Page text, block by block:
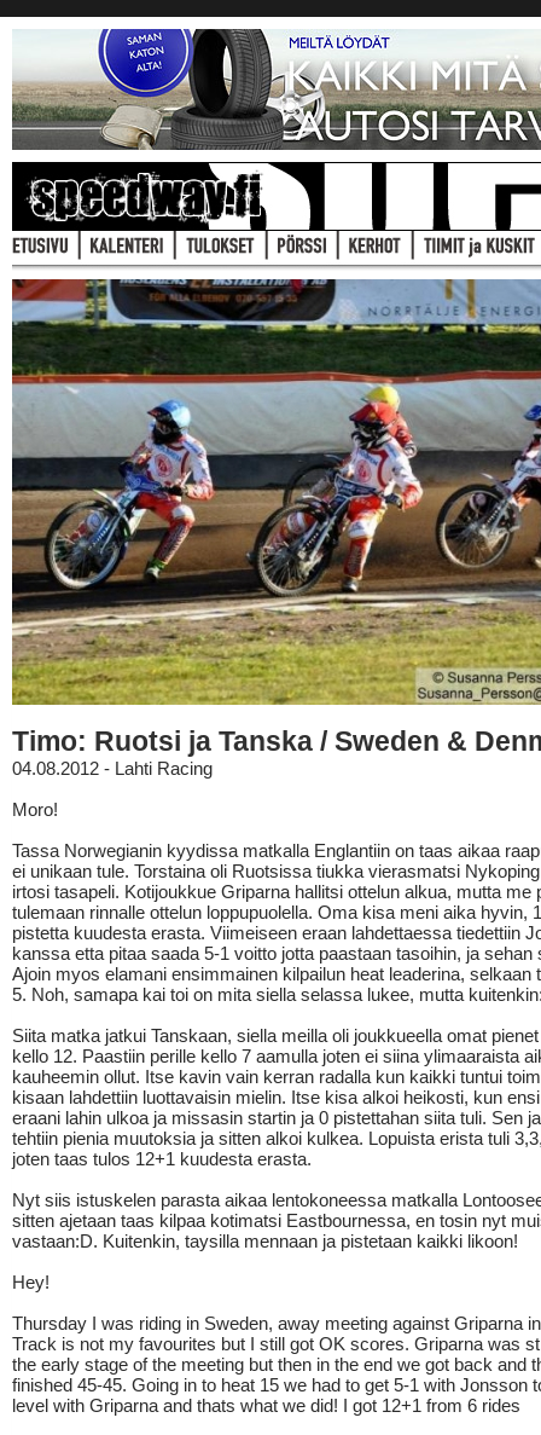
Timo: Ruotsi ja Tanska / Sweden &
04.08.2012 - Lahti Racing
Moro!
Tassa Norwegianin kyydissa matkalla Englantiin on taas aikaa
ei unikaan tule. Torstaina oli Ruotsissa tiukka vierasmatsi
irtosi tasapeli. Kotijoukkue Griparna hallitsi ottelun alkua, mutta me
tulemaan rinnalle ottelun loppupuolella. Oma kisa meni aika hyvin,
pistetta kuudesta erasta. Viimeiseen eraan lahdettaessa tiedettiin
kanssa etta pitaa saada 5-1 voitto jotta paastaan tasoihin, ja sehan
Ajoin myos elamani ensimmainen kilpailun heat leaderina, selkaan
5. Noh, samapa kai toi on mita siella selassa lukee, mutta
Siita matka jatkui Tanskaan, siella meilla oli joukkueella omat
kello 12. Paastiin perille kello 7 aamulla joten ei siina ylimaaraista
kauheemin ollut. Itse kavin vain kerran radalla kun kaikki tuntui
kisaan lahdettiin luottavaisin mielin. Itse kisa alkoi heikosti, kun
eraani lahin ulkoa ja missasin startin ja 0 pistettahan siita tuli. Sen
tehtiin pienia muutoksia ja sitten alkoi kulkea. Lopuista erista tuli
joten taas tulos 12+1 kuudesta erasta.
Nyt siis istuskelen parasta aikaa lentokoneessa matkalla
sitten ajetaan taas kilpaa kotimatsi Eastbournessa, en tosin nyt
vastaan:D. Kuitenkin, taysilla mennaan ja pistetaan kaikki likoon!
Hey!
Thursday I was riding in Sweden, away meeting against Griparna
Track is not my favourites but I still got OK scores. Griparna was
the early stage of the meeting but then in the end we got back and
finished 45-45. Going in to heat 15 we had to get 5-1 with Jonsson
level with Griparna and thats what we did! I got 12+1 from 6 rides